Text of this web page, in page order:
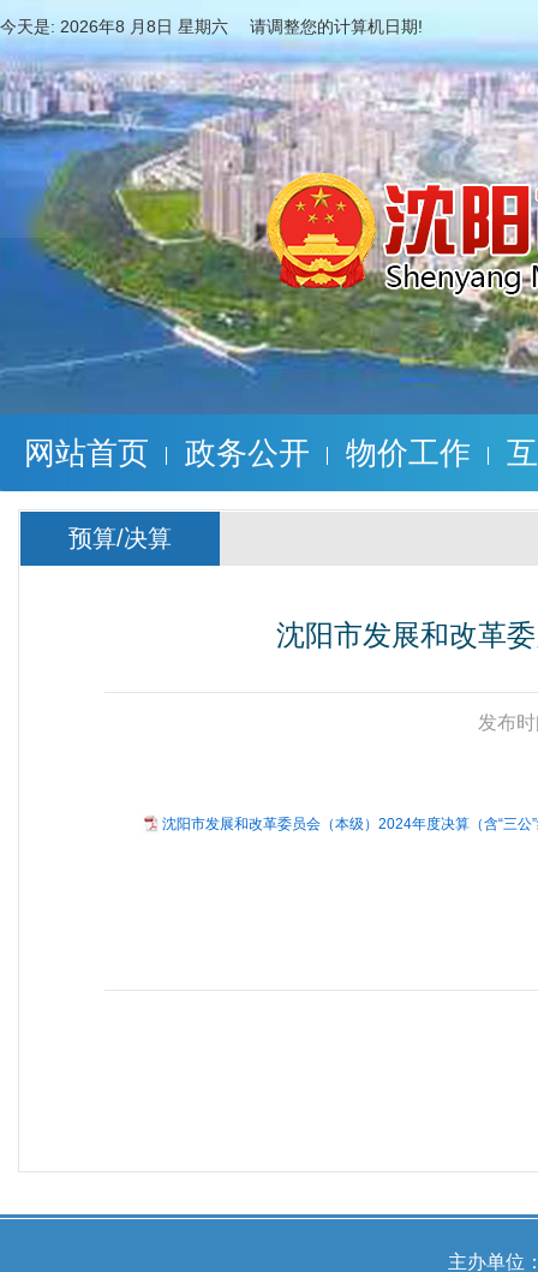
今天是: 2026年8 月8日 星期六 请调整您的计算机日期!
网站首页 政务公开 物价工作
预算/决算
沈阳市发展和改革
发布
沈阳市发展和改革委员会（本级）2024年度决算（含“三公